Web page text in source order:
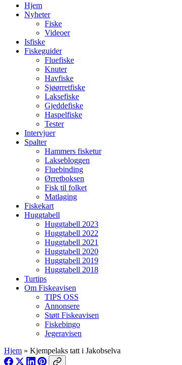
Hjem
Nyheter
Fiske
Videoer
Isfiske
Fiskeguider
Fluefiske
Knuter
Havfiske
Sjøørretfiske
Laksefiske
Gjeddefiske
Haspelfiske
Tester
Intervjuer
Spalter
Hammers fisketur
Laksebloggen
Fluebinding
Ørretboksen
Fisk til folket
Matlaging
Fiskekart
Huggtabell
Huggtabell 2023
Huggtabell 2022
Huggtabell 2021
Huggtabell 2020
Huggtabell 2019
Huggtabell 2018
Turtips
Om Fiskeavisen
TIPS OSS
Annonsere
Støtt Fiskeavisen
Fiskebingo
Jegeravisen
Hjem » Kjempelaks tatt i Jakobselva